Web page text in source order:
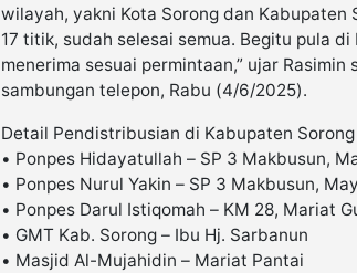
wilayah, yakni Kota Sorong dan Kabupaten
17 titik, sudah selesai semua. Begitu pula
menerima sesuai permintaan,” ujar
sambungan telepon, Rabu (4/6/2025).
Detail Pendistribusian di Kabupaten
• Ponpes Hidayatullah – SP 3 Makbusun,
• Ponpes Nurul Yakin – SP 3 Makbusun,
• Ponpes Darul Istiqomah – KM 28, Mariat
• GMT Kab. Sorong – Ibu Hj. Sarbanun
• Masjid Al-Mujahidin – Mariat Pantai